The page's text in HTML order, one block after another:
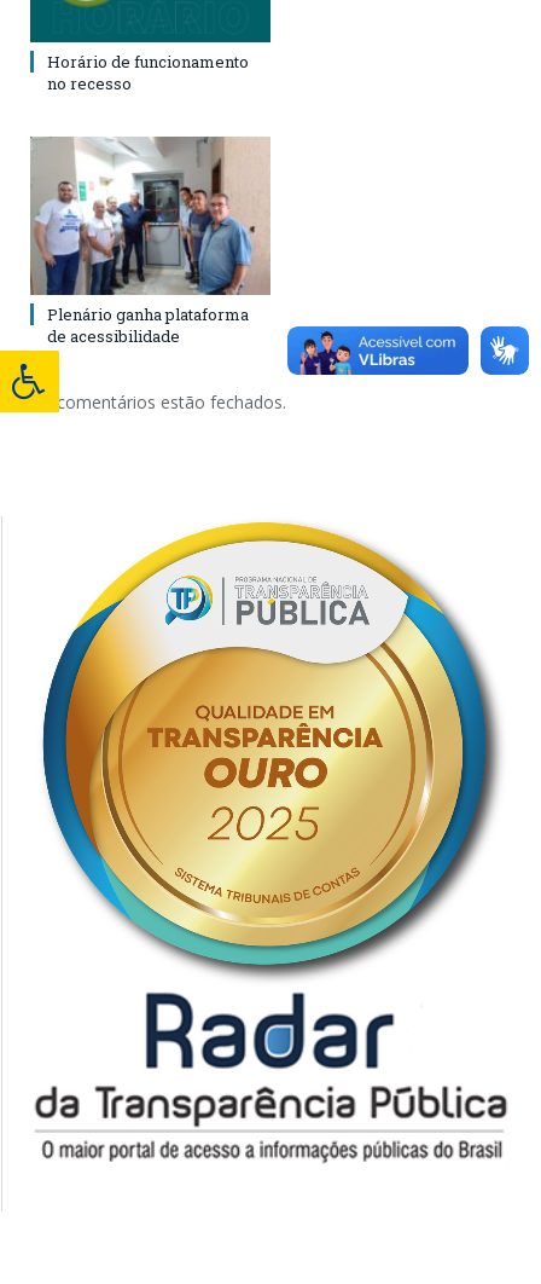
Horário de funcionamento
no recesso
Plenário ganha plataforma
de acessibilidade
Os comentários estão fechados.